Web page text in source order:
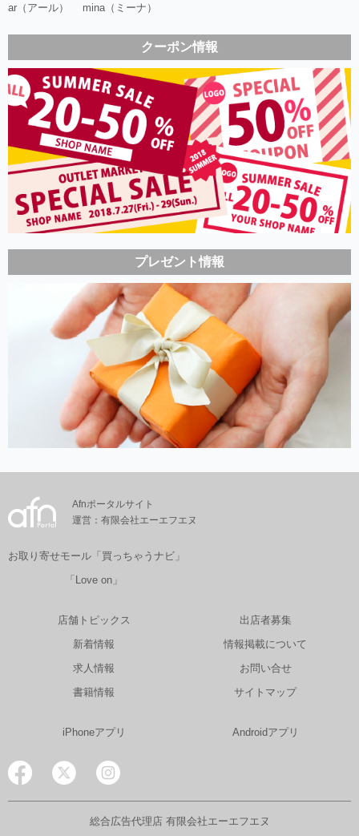
ar（アール）
mina（ミーナ）
クーポン情報
プレゼント情報
Afnポータルサイト
運営：有限会社エーエフエヌ
お取り寄せモール「買っちゃうナビ」
「Love on」
店舗トピックス
新着情報
求人情報
書籍情報
出店者募集
情報掲載について
お問い合せ
サイトマップ
iPhoneアプリ Androidアプリ
総合広告代理店 有限会社エーエフエヌ